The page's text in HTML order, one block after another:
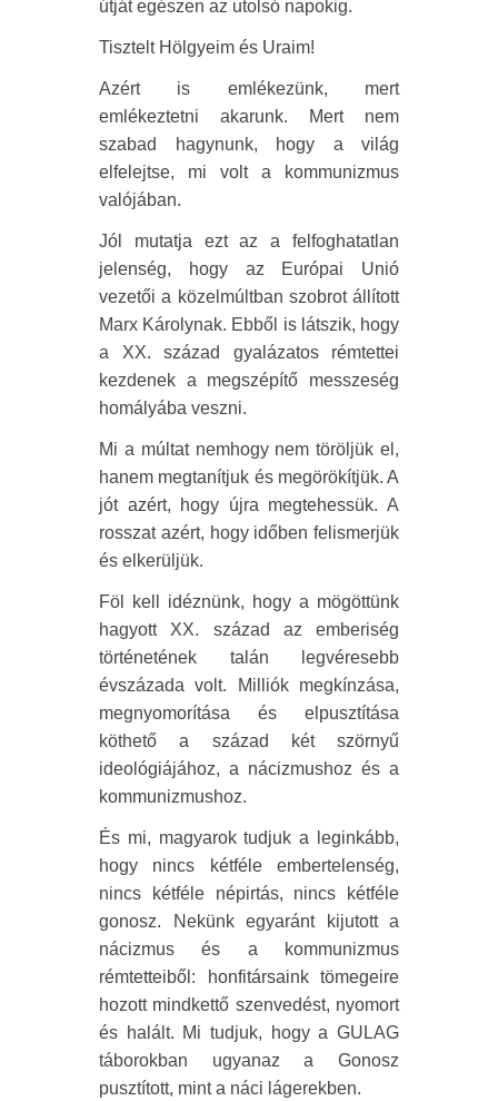
útját egészen az utolsó napokig.
Tisztelt Hölgyeim és Uraim!
Azért is emlékezünk, mert
emlékeztetni akarunk. Mert nem
szabad hagynunk, hogy a világ
elfelejtse, mi volt a kommunizmus
valójában.
Jól mutatja ezt az a felfoghatatlan
jelenség, hogy az Európai Unió
vezetői a közelmúltban szobrot állított
Marx Károlynak. Ebből is látszik, hogy
a XX. század gyalázatos rémtettei
kezdenek a megszépítő messzeség
homályába veszni.
Mi a múltat nemhogy nem töröljük el,
hanem megtanítjuk és megörökítjük. A
jót azért, hogy újra megtehessük. A
rosszat azért, hogy időben felismerjük
és elkerüljük.
Föl kell idéznünk, hogy a mögöttünk
hagyott XX. század az emberiség
történetének talán legvéresebb
évszázada volt. Milliók megkínzása,
megnyomorítása és elpusztítása
köthető a század két szörnyű
ideológiájához, a nácizmushoz és a
kommunizmushoz.
És mi, magyarok tudjuk a leginkább,
hogy nincs kétféle embertelenség,
nincs kétféle népirtás, nincs kétféle
gonosz. Nekünk egyaránt kijutott a
nácizmus és a kommunizmus
rémtetteiből: honfitársaink tömegeire
hozott mindkettő szenvedést, nyomort
és halált. Mi tudjuk, hogy a GULAG
táborokban ugyanaz a Gonosz
pusztított, mint a náci lágerekben.